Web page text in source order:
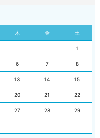
木 金 土
1
6 7 8
13 14 15
20 21 22
27 28 29